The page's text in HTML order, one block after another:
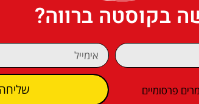
בקוסטה ברווה?
פרסומיים שליחה